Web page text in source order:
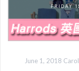
June 1, 2018 Carol